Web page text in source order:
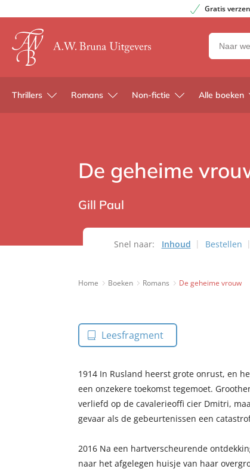
Gratis
Zoeken
naar
en
uitgevers
Thrillers Romans Non-fictie Alle boeken
De geheime
Gill Paul
Snel naar: Inhoud Bestellen
Home Boeken Romans De geheime vrouw
Leesfragment
1914 In Rusland heerst grote onrust, en
een onzekere toekomst tegemoet.
verliefd op de cavalerieoffi cier Dmitri,
gevaar als de gebeurtenissen een
2016 Na een hartverscheurende
naar het afgelegen huisje van haar